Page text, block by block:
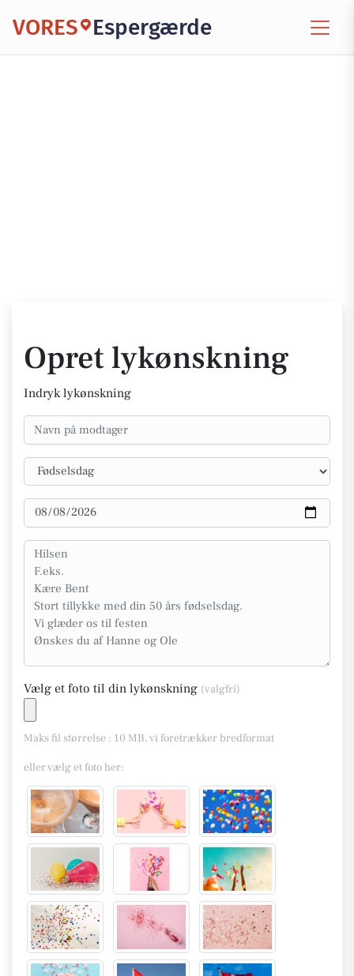
VORES Espergærde
Opret lykønskning
Indryk lykønskning
Vælg et foto til din lykønskning (valgfri)
Maks fil størrelse : 10 MB, vi foretrækker bredformat
eller vælg et foto her: